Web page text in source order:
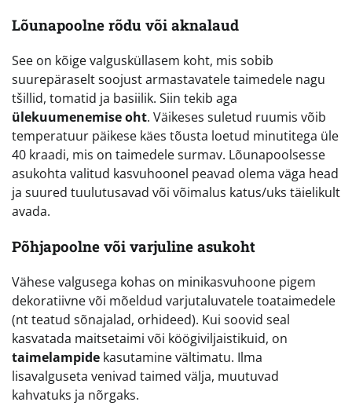
Lõunapoolne rõdu või aknalaud
See on kõige valgusküllasem koht, mis sobib
suurepäraselt soojust armastavatele taimedele nagu
tšillid, tomatid ja basiilik. Siin tekib aga
ülekuumenemise oht. Väikeses suletud ruumis võib
temperatuur päikese käes tõusta loetud minutitega üle
40 kraadi, mis on taimedele surmav. Lõunapoolsesse
asukohta valitud kasvuhoonel peavad olema väga head
ja suured tuulutusavad või võimalus katus/uks täielikult
avada.
Põhjapoolne või varjuline asukoht
Vähese valgusega kohas on minikasvuhoone pigem
dekoratiivne või mõeldud varjutaluvatele toataimedele
(nt teatud sõnajalad, orhideed). Kui soovid seal
kasvatada maitsetaimi või köögiviljaistikuid, on
taimelampide kasutamine vältimatu. Ilma
lisavalguseta venivad taimed välja, muutuvad
kahvatuks ja nõrgaks.